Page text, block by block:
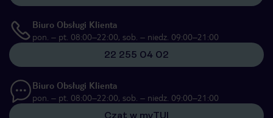
Biuro Obsługi Klienta
pon. – pt. 08:00–22:00, sob. – niedz. 09:00–21:00
22 255 04 02
Biuro Obsługi Klienta
pon. – pt. 08:00–22:00, sob. – niedz. 09:00–21:00
Czat w myTUI